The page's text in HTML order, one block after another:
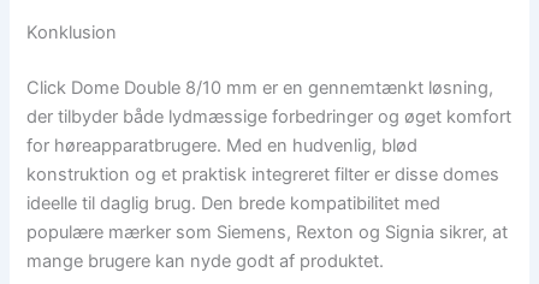
Konklusion
Click Dome Double 8/10 mm er en gennemtænkt løsning,
der tilbyder både lydmæssige forbedringer og øget komfort
for høreapparatbrugere. Med en hudvenlig, blød
konstruktion og et praktisk integreret filter er disse domes
ideelle til daglig brug. Den brede kompatibilitet med
populære mærker som Siemens, Rexton og Signia sikrer, at
mange brugere kan nyde godt af produktet.